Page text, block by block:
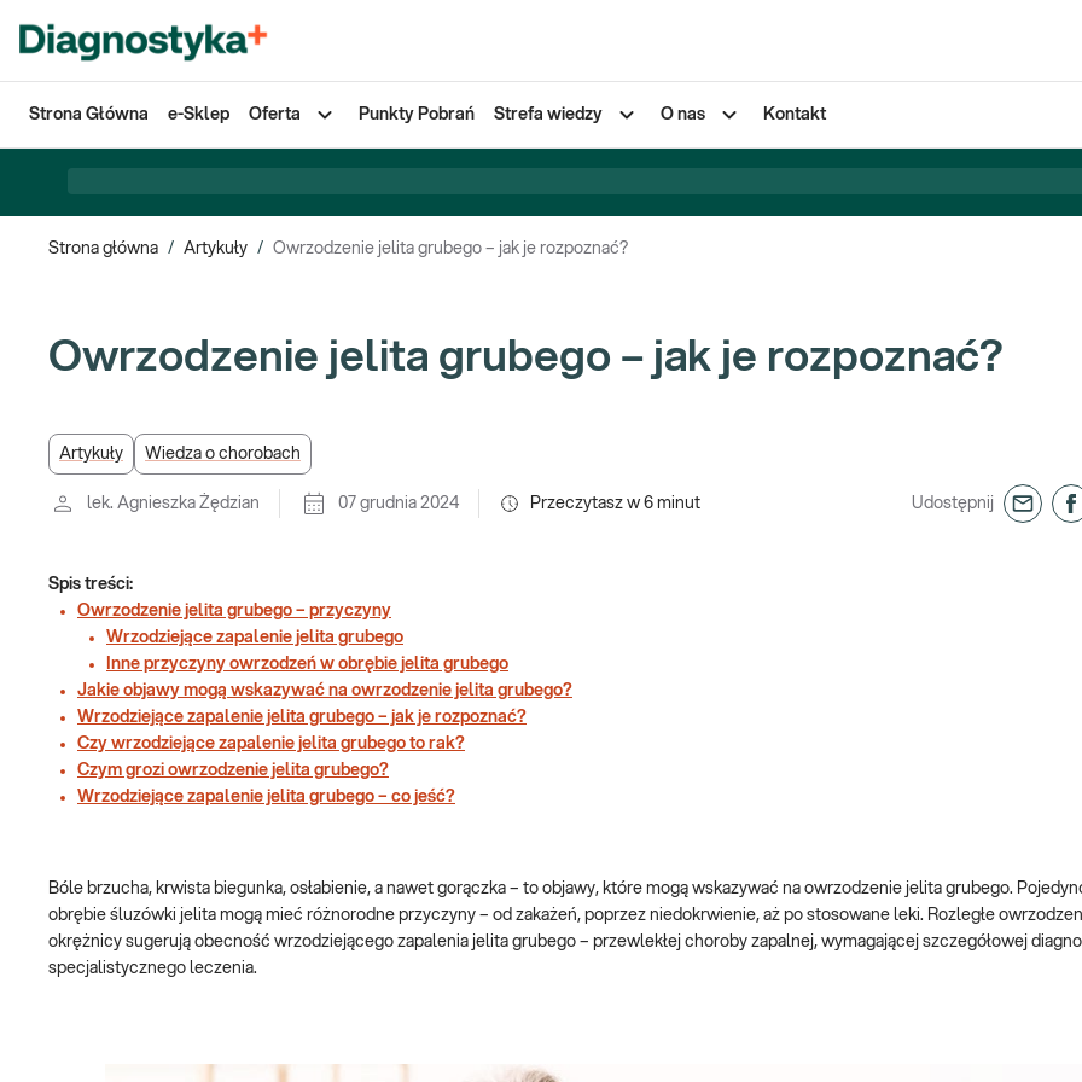
Strona Główna e-Sklep Oferta Punkty Pobrań Strefa wiedzy O nas Kontakt
Strona główna / Artykuły / Owrzodzenie jelita grubego – jak je rozpoznać?
Owrzodzenie jelita grubego – jak je rozpoznać?
Artykuły Wiedza o chorobach
lek. Agnieszka Żędzian 07 grudnia 2024 Przeczytasz w 6 minut Udostępnij
Spis treści:
Owrzodzenie jelita grubego – przyczyny
Wrzodziejące zapalenie jelita grubego
Inne przyczyny owrzodzeń w obrębie jelita grubego
Jakie objawy mogą wskazywać na owrzodzenie jelita grubego?
Wrzodziejące zapalenie jelita grubego – jak je rozpoznać?
Czy wrzodziejące zapalenie jelita grubego to rak?
Czym grozi owrzodzenie jelita grubego?
Wrzodziejące zapalenie jelita grubego – co jeść?
Bóle brzucha, krwista biegunka, osłabienie, a nawet gorączka – to objawy, które mogą wskazywać na owrzodzenie jelita grubego.
obrębie śluzówki jelita mogą mieć różnorodne przyczyny – od zakażeń, poprzez niedokrwienie, aż po stosowane leki. Rozległe
okrężnicy sugerują obecność wrzodziejącego zapalenia jelita grubego – przewlekłej choroby zapalnej, wymagającej szczegółowej
specjalistycznego leczenia.